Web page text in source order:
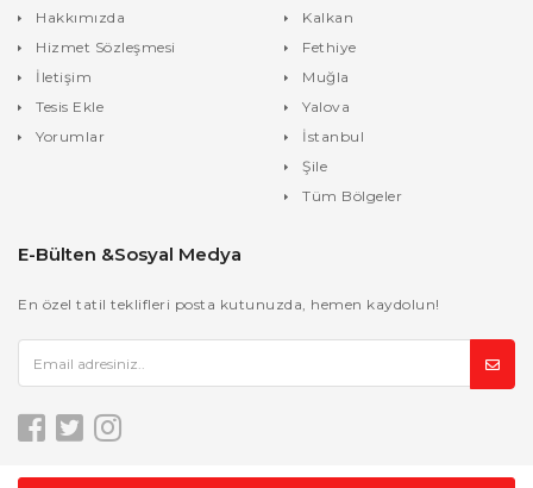
Hakkımızda
Hizmet Sözleşmesi
İletişim
Tesis Ekle
Yorumlar
Kalkan
Fethiye
Muğla
Yalova
İstanbul
Şile
Tüm Bölgeler
E-Bülten &Sosyal Medya
En özel tatil teklifleri posta kutunuzda, hemen kaydolun!